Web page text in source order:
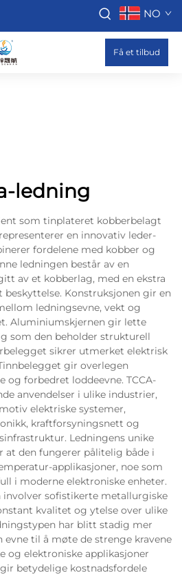
NO
Få et tilbud
ledning
som tinplateret kobberbelagt
en innovativ leder-
fordelene med kobber og
ledningen består av en
av et kobberlag, med en ekstra
Konstruksjonen gir en
ledningsevne, vekt og
Aluminiumskjernen gir lette
som den beholder strukturell
sikrer utmerket elektrisk
gir overlegen
og forbedret loddeevne. TCCA-
anvendelser i ulike industrier,
elektriske systemer,
kraftforsyningsnett og
Ledningens unike
at den fungerer pålitelig både i
applikasjoner, noe som
i moderne elektroniske enheter.
involver sofistikerte metallurgiske
kvalitet og ytelse over ulike
har blitt stadig mer
til å møte de strenge kravene
og elektroniske applikasjoner
betydelige kostnadsfordele